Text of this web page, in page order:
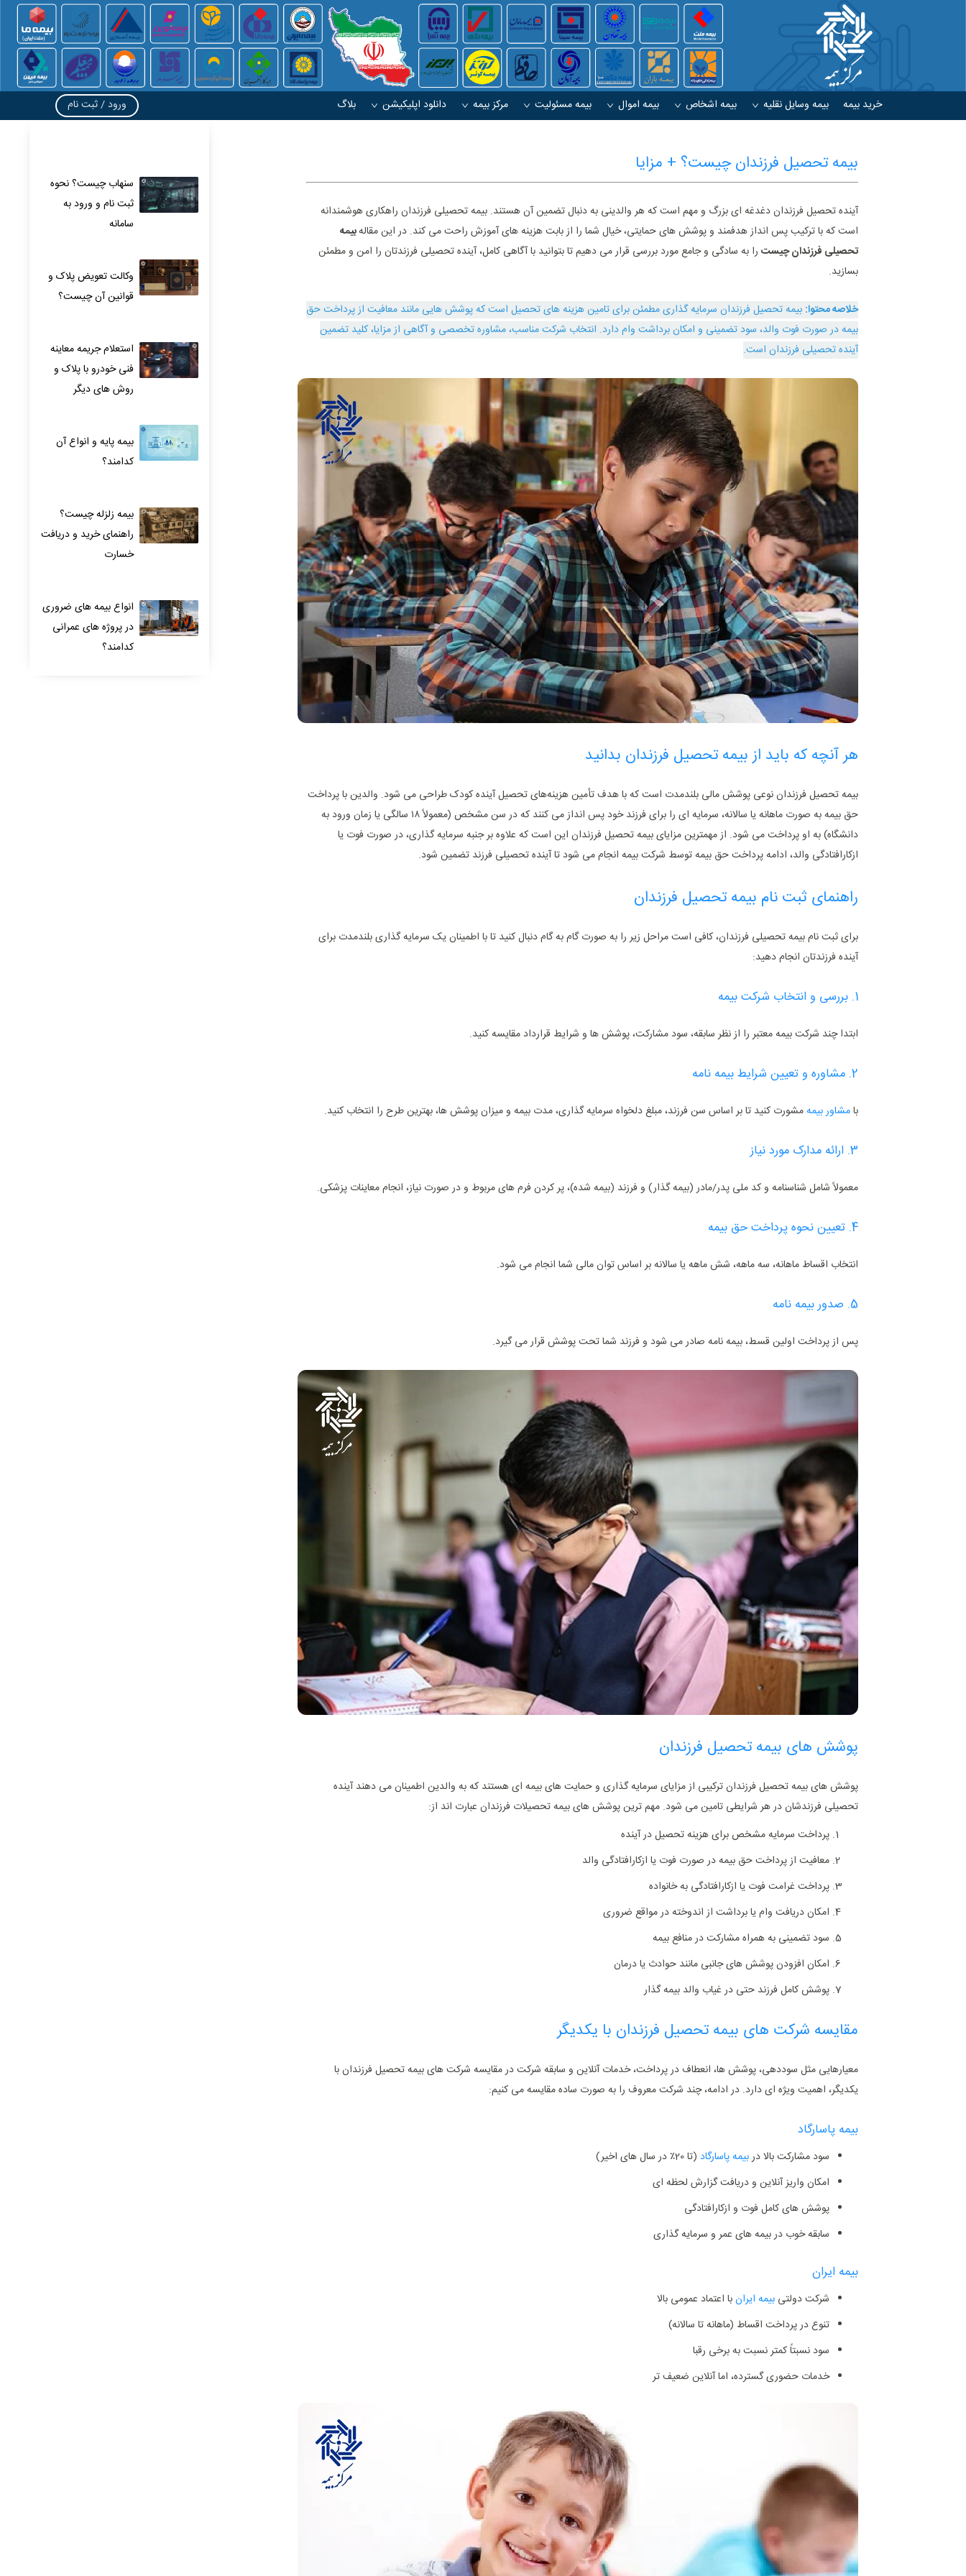
خرید بیمه بیمه وسایل نقلیه بیمه اشخاص بیمه اموال بیمه مسئولیت مرکز بیمه دانلود اپلیکیشن بلاگ ورود / ثبت نام
بیمه تحصیل فرزندان چیست؟ + مزایا
آینده تحصیل فرزندان دغدغه ‌ای بزرگ و مهم است که هر والدینی به دنبال تضمین آن هستند. بیمه تحصیلی فرزندان راهکاری هوشمندانه
است که با ترکیب پس ‌انداز هدفمند و پوشش ‌های حمایتی، خیال شما را از بابت هزینه‌ های آموزش راحت می‌ کند. در این مقالهبیمه
تحصیلی فرزندان چیست را به‌ سادگی و جامع مورد بررسی قرار می دهیم تا بتوانید با آگاهی کامل، آینده تحصیلی فرزندتان را امن و مطمئن
بسازید.
خلاصه محتوا: بیمه تحصیل فرزندان سرمایه‌ گذاری مطمئن برای تامین هزینه ‌های تحصیل است که پوشش‌ هایی مانند معافیت از پرداخت حق
بیمه در صورت فوت والد، سود تضمینی و امکان برداشت وام دارد. انتخاب شرکت مناسب، مشاوره تخصصی و آگاهی از مزایا، کلید تضمین
آینده تحصیلی فرزندان است.
هر آنچه که باید از بیمه تحصیل فرزندان بدانید
بیمه تحصیل فرزندان نوعی پوشش مالی بلندمدت است که با هدف تأمین هزینه‌های تحصیل آینده کودک طراحی می ‌شود. والدین با پرداخت
حق بیمه به ‌صورت ماهانه یا سالانه، سرمایه ‌ای را برای فرزند خود پس ‌انداز می‌ کنند که در سن مشخص (معمولاً ۱۸ سالگی یا زمان ورود به
دانشگاه) به او پرداخت می‌ شود. از مهمترین مزایای بیمه تحصیل فرزندان این است که علاوه‌ بر جنبه سرمایه‌ گذاری، در صورت فوت یا
ازکارافتادگی والد، ادامه پرداخت حق بیمه توسط شرکت بیمه انجام می ‌شود تا آینده تحصیلی فرزند تضمین شود.
راهنمای ثبت نام بیمه تحصیل فرزندان
برای ثبت ‌نام بیمه تحصیلی فرزندان، کافی است مراحل زیر را به‌ صورت گام‌ به ‌گام دنبال کنید تا با اطمینان یک سرمایه‌ گذاری بلندمدت برای
آینده فرزندتان انجام دهید:
1. بررسی و انتخاب شرکت بیمه
ابتدا چند شرکت بیمه معتبر را از نظر سابقه، سود مشارکت، پوشش ‌ها و شرایط قرارداد مقایسه کنید.
2. مشاوره و تعیین شرایط بیمه ‌نامه
بامشاور بیمهمشورت کنید تا بر اساس سن فرزند، مبلغ دلخواه سرمایه‌ گذاری، مدت بیمه و میزان پوشش‌ ها، بهترین طرح را انتخاب کنید.
3. ارائه مدارک مورد نیاز
معمولاً شامل شناسنامه و کد ملی پدر/مادر (بیمه‌ گذار) و فرزند (بیمه ‌شده)، پر کردن فرم‌ های مربوط و در صورت نیاز، انجام معاینات پزشکی.
4. تعیین نحوه پرداخت حق بیمه
انتخاب اقساط ماهانه، سه‌ ماهه، شش‌ ماهه یا سالانه بر اساس توان مالی شما انجام می‌ شود.
5. صدور بیمه ‌نامه
پس از پرداخت اولین قسط، بیمه‌ نامه صادر می ‌شود و فرزند شما تحت پوشش قرار می ‌گیرد.
پوشش های بیمه تحصیل فرزندان
پوشش‌ های بیمه تحصیل فرزندان ترکیبی از مزایای سرمایه‌ گذاری و حمایت‌ های بیمه‌ ای هستند که به والدین اطمینان می ‌دهند آینده
تحصیلی فرزندشان در هر شرایطی تامین می ‌شود. مهم ‌ترین پوشش‌ های بیمه تحصیلات فرزندان عبارت‌ اند از:
پرداخت سرمایه مشخص برای هزینه تحصیل در آینده
معافیت از پرداخت حق بیمه در صورت فوت یا ازکارافتادگی والد
پرداخت غرامت فوت یا ازکارافتادگی به خانواده
امکان دریافت وام یا برداشت از اندوخته در مواقع ضروری
سود تضمینی به همراه مشارکت در منافع بیمه
امکان افزودن پوشش‌ های جانبی مانند حوادث یا درمان
پوشش کامل فرزند حتی در غیاب والد بیمه‌ گذار
مقایسه شرکت های بیمه تحصیل فرزندان با یکدیگر
معیارهایی مثل سوددهی، پوشش‌ ها، انعطاف در پرداخت، خدمات آنلاین و سابقه شرکت در مقایسه شرکت ‌های بیمه تحصیل فرزندان با
یکدیگر، اهمیت ویژه ای دارد. در ادامه، چند شرکت معروف را به ‌صورت ساده مقایسه می ‌کنیم:
بیمه پاسارگاد
سود مشارکت بالا دربیمه پاسارگاد (تا 20٪ در سال ‌های اخیر)
امکان واریز آنلاین و دریافت گزارش لحظه‌ ای
پوشش ‌های کامل فوت و ازکارافتادگی
سابقه خوب در بیمه‌ های عمر و سرمایه‌ گذاری
بیمه ایران
شرکت دولتی بیمه ایرانبا اعتماد عمومی بالا
تنوع در پرداخت اقساط (ماهانه تا سالانه)
سود نسبتاً کمتر نسبت به برخی رقبا
خدمات حضوری گسترده، اما آنلاین ضعیف ‌تر
سنهاب چیست؟ نحوه
ثبت نام و ورود به
سامانه
وکالت تعویض پلاک و
قوانین آن چیست؟
استعلام جریمه معاینه
فنی خودرو با پلاک و
روش های دیگر
بیمه پایه و انواع آن
کدامند؟
بیمه زلزله چیست؟
راهنمای خرید و دریافت
خسارت
انواع بیمه های ضروری
در پروژه های عمرانی
کدامند؟